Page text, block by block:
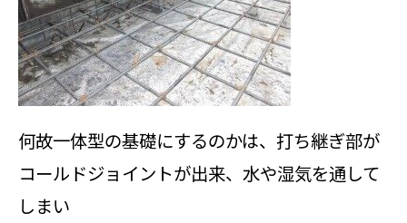
何故一体型の基礎にするのかは、打ち継ぎ部が
コールドジョイントが出来、水や湿気を通して
しまい